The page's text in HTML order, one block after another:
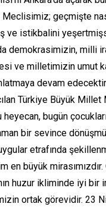
Meclisimiz; geçmişte
ve istikbalini
demokrasimizin, milli
ve milletimizin umut
devam
Türkiye Büyük Millet
bugün
bir sevince
etrafında
büyük mirasımızdır.
huzur ikliminde iyi bir
ortak görevidir. 23